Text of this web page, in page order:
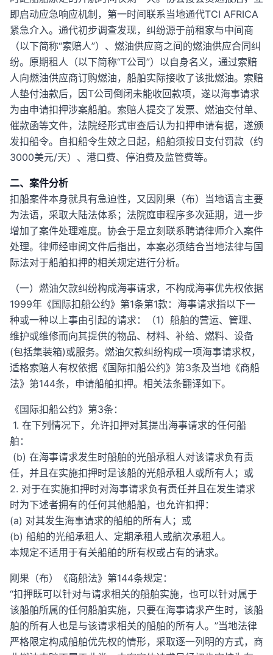
即启动应急响应机制，第一时间联系当地通代TCI AFRICA
紧急介入。通代初步调查发现，纠纷源于前租家与中间商
（以下简称“索赔人”）、燃油供应商之间的燃油供应合同纠
纷。原期租人（以下简称“T公司”）以自身名义，通过索赔
人向燃油供应商订购燃油，船舶实际接收了该批燃油。索赔
人垫付油款后，因T公司倒闭未能收回款项，遂以海事请求
为由申请扣押涉案船舶。索赔人提交了发票、燃油交付单、
催款函等文件，法院经形式审查后认为扣押申请有据，遂颁
发扣船令。自扣船令生效之日起，船舶须按日支付罚款（约
3000美元/天）、港口费、停泊费及监管费等。
二、案件分析
扣船案件本身就具有急迫性，又因刚果（布）当地语言主要
为法语，采取大陆法体系；法院庭审程序多次延期，进一步
增加了案件处理难度。协会于是立刻联系聘请律师介入案件
处理。律师经审阅文件后指出，本案必须结合当地法律与国
际法对于船舶扣押的相关规定进行分析。
（一）燃油欠款纠纷构成海事请求，不构成海事优先权依据
1999年《国际扣船公约》第1条第1款：海事请求指以下一
种或一种以上事由引起的请求：（1）船舶的营运、管理、
维护或维修而向其提供的物品、材料、补给、燃料、设备
(包括集装箱)或服务。燃油欠款纠纷构成一项海事请求权，
适格索赔人有权依据《国际扣船公约》第3条及当地《商船
法》第144条，申请船舶扣押。相关法条翻译如下。
《国际扣船公约》第3条：
1. 在下列情况下，允许扣押对其提出海事请求的任何船
舶：
(b) 在海事请求发生时船舶的光船承租人对该请求负有责
任，并且在实施扣押时是该船的光船承租人或所有人；或
2. 对于在实施扣押时对海事请求负有责任并且在发生请求
时为下述者拥有的任何其他船舶，也允许扣押：
(a) 对其发生海事请求的船舶的所有人；或
(b) 船舶的光船承租人、定期承租人或航次承租人。
本规定不适用于有关船舶的所有权或占有的请求。
刚果（布）《商船法》第144条规定：
“扣押既可以针对与请求相关的船舶实施，也可以针对属于
该船舶所属的任何船舶实施，只要在海事请求产生时，该船
舶的所有人也是与该请求相关的船舶的所有人。”当地法律
严格限定构成船舶优先权的情形，采取逐一列明的方式，商